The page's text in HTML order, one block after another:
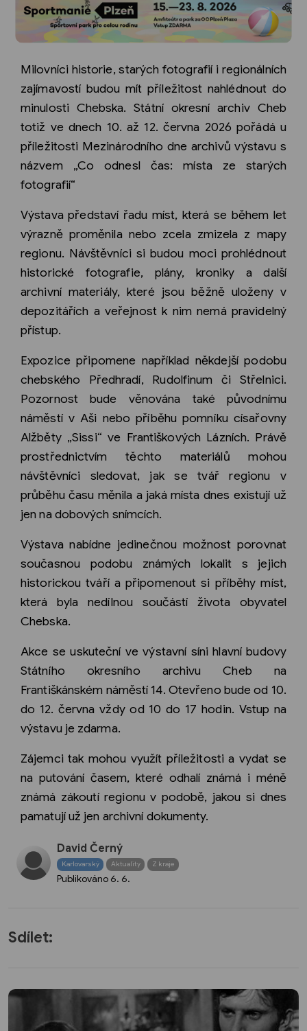
Milovníci historie, starých fotografií i regionálních
zajímavostí budou mít příležitost nahlédnout do
minulosti Chebska. Státní okresní archiv Cheb
totiž ve dnech 10. až 12. června 2026 pořádá u
příležitosti Mezinárodního dne archivů výstavu s
názvem „Co odnesl čas: místa ze starých
fotografií“
Výstava představí řadu míst, která se během let
výrazně proměnila nebo zcela zmizela z mapy
regionu. Návštěvníci si budou moci prohlédnout
historické fotografie, plány, kroniky a další
archivní materiály, které jsou běžně uloženy v
depozitářích a veřejnost k nim nemá pravidelný
přístup.
Expozice připomene například někdejší podobu
chebského Předhradí, Rudolfinum či Střelnici.
Pozornost bude věnována také původnímu
náměstí v Aši nebo příběhu pomníku císařovny
Alžběty „Sissi“ ve Františkových Lázních. Právě
prostřednictvím těchto materiálů mohou
návštěvníci sledovat, jak se tvář regionu v
průběhu času měnila a jaká místa dnes existují už
jen na dobových snímcích.
Výstava nabídne jedinečnou možnost porovnat
současnou podobu známých lokalit s jejich
historickou tváří a připomenout si příběhy míst,
která byla nedílnou součástí života obyvatel
Chebska.
Akce se uskuteční ve výstavní síni hlavní budovy
Státního okresního archivu Cheb na
Františkánském náměstí 14. Otevřeno bude od 10.
do 12. června vždy od 10 do 17 hodin. Vstup na
výstavu je zdarma.
Zájemci tak mohou využít příležitosti a vydat se
na putování časem, které odhalí známá i méně
známá zákoutí regionu v podobě, jakou si dnes
pamatují už jen archivní dokumenty.
David Černý
Karlovarský Aktuality Z kraje
Publikováno 6. 6.
Sdílet: